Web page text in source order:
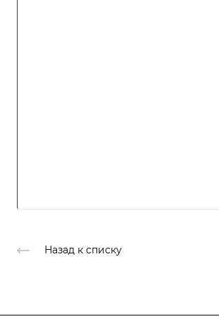
Назад к списку